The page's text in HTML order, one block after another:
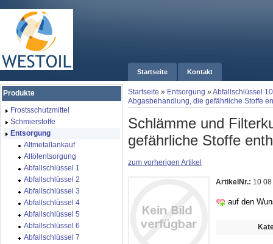
Startseite Kontakt
Startseite » Entsorgung »Abfallschlüssel 10
Abgasbehandlung, die gefährliche Stoffe
Schlämme und
gefährliche Stoffe
zum vorherigen Artikel
ArtikelNr.: 10
auf den
Produkte
Frostsschutzmittel
Schmierstoffe
Entsorgung
Altmetallankauf
Altölentsorgung
Abfallschlüssel 1
Abfallschlüssel 2
Abfallschlüssel 3
Abfallschlüssel 4
Abfallschlüssel 5
Abfallschlüssel 6
Abfallschlüssel 7